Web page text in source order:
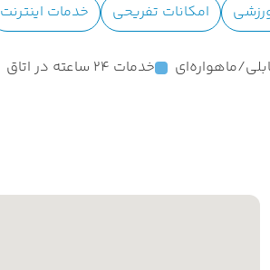
امکانات تفریحی خدمات اینترنت
ماهواره‌ای خدمات 24 ساعته در اتاق